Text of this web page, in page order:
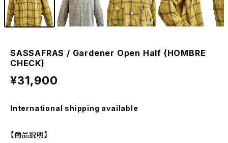
SASSAFRAS / Gardener Open Half (HOMBRE
CHECK)
¥31,900
International shipping available
【商品説明】